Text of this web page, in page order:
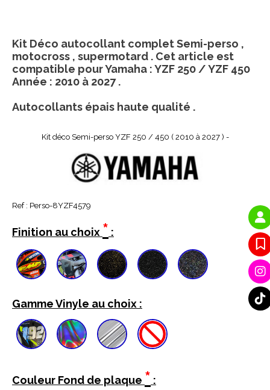
Kit déco Semi-perso YZF 250 / 450 ( 2010 à 2027 ) -
Ref : Perso-8YZF4579
Finition au choix * :
Gamme Vinyle au choix :
Couleur Fond de plaque * :
Kit Déco autocollant complet Semi-perso ,
motocross , supermotard . Cet article est
compatible pour Yamaha : YZF 250 / YZF 450
Année : 2010 à 2027 .
Autocollants épais haute qualité .